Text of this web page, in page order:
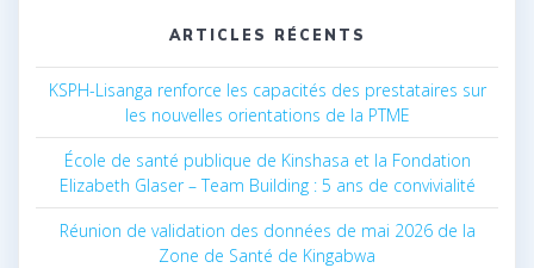
ARTICLES RÉCENTS
KSPH-Lisanga renforce les capacités des prestataires sur
les nouvelles orientations de la PTME
École de santé publique de Kinshasa et la Fondation
Elizabeth Glaser – Team Building : 5 ans de convivialité
Réunion de validation des données de mai 2026 de la
Zone de Santé de Kingabwa